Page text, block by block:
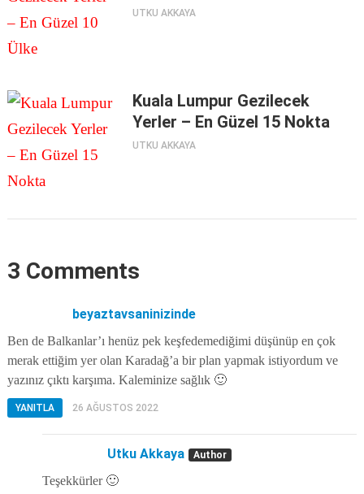
UTKU AKKAYA
Kuala Lumpur Gezilecek
Yerler – En Güzel 15 Nokta
UTKU AKKAYA
3 Comments
beyaztavsaninizinde
Ben de Balkanlar’ı henüz pek keşfedemediğimi düşünüp en çok
merak ettiğim yer olan Karadağ’a bir plan yapmak istiyordum ve
yazınız çıktı karşıma. Kaleminize sağlık 🙂
YANITLA 26 AĞUSTOS 2022
Utku Akkaya
Teşekkürler 🙂